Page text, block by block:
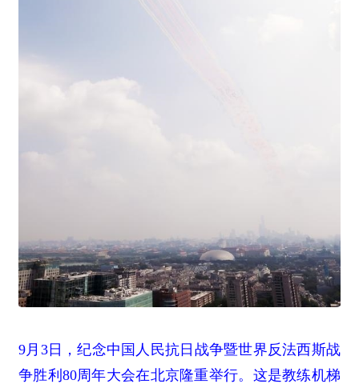
9月3日，纪念中国人民抗日战争暨世界反法西斯战
争胜利80周年大会在北京隆重举行。这是教练机梯